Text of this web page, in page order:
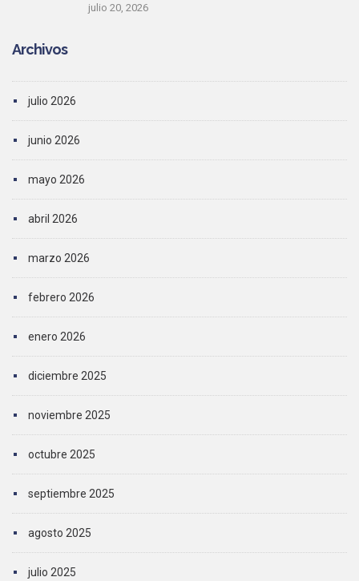
julio 20, 2026
Archivos
julio 2026
junio 2026
mayo 2026
abril 2026
marzo 2026
febrero 2026
enero 2026
diciembre 2025
noviembre 2025
octubre 2025
septiembre 2025
agosto 2025
julio 2025